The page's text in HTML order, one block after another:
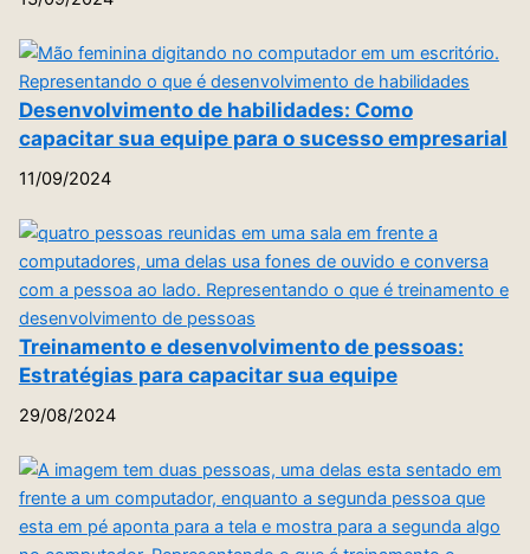
Desenvolvimento de habilidades: Como
capacitar sua equipe para o sucesso empresarial
11/09/2024
Treinamento e desenvolvimento de pessoas:
Estratégias para capacitar sua equipe
29/08/2024